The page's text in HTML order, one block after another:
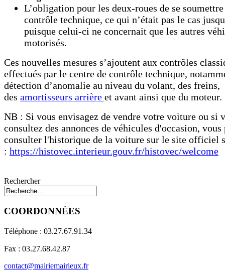
L’obligation pour les deux-roues de se soumettre
contrôle technique, ce qui n’était pas le cas
puisque celui-ci ne concernait que les autres
motorisés.
Ces nouvelles mesures s’ajoutent aux contrôles
effectués par le centre de contrôle technique,
détection d’anomalie au niveau du volant, des freins,
des amortisseurs arrière et avant ainsi que du moteur.
NB : Si vous envisagez de vendre votre voiture ou si
consultez des annonces de véhicules d'occasion, vous
consulter l'historique de la voiture sur le site officiel
: https://histovec.interieur.gouv.fr/histovec/welcome
Rechercher
COORDONNÉES
Téléphone : 03.27.67.91.34
Fax : 03.27.68.42.87
contact@mairiemairieux.fr